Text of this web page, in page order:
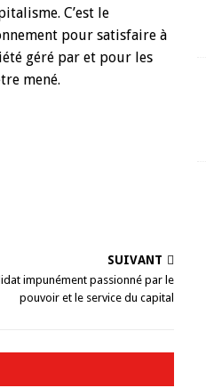
C’est le
pour satisfaire à
géré par et pour les
mené.
SUIVANT
impunément passionné par le
pouvoir et le service du capital